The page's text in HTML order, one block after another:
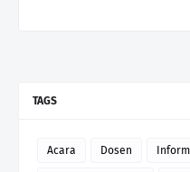
TAGS
Acara Dosen